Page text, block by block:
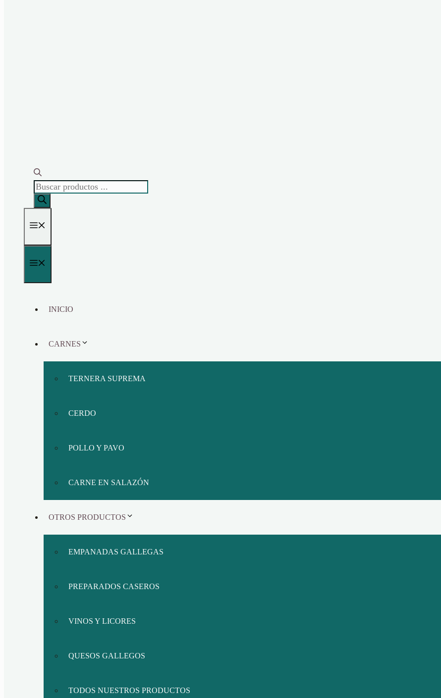
BÚSQUEDA
DE
PRODUCTOS
INICIO
CARNES
TERNERA SUPREMA
CERDO
POLLO Y PAVO
CARNE EN SALAZÓN
OTROS PRODUCTOS
EMPANADAS GALLEGAS
PREPARADOS CASEROS
VINOS Y LICORES
QUESOS GALLEGOS
TODOS NUESTROS PRODUCTOS